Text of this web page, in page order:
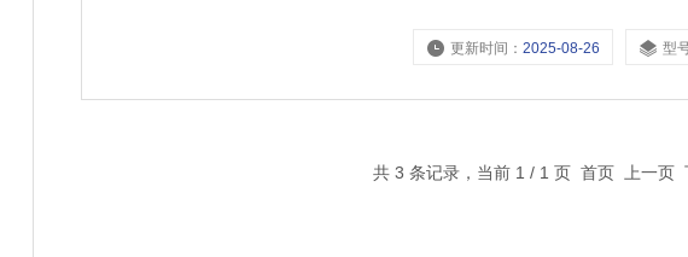
更新时间：2025-08-26 型
共 3 条记录，当前 1 / 1 页 首页 上一页